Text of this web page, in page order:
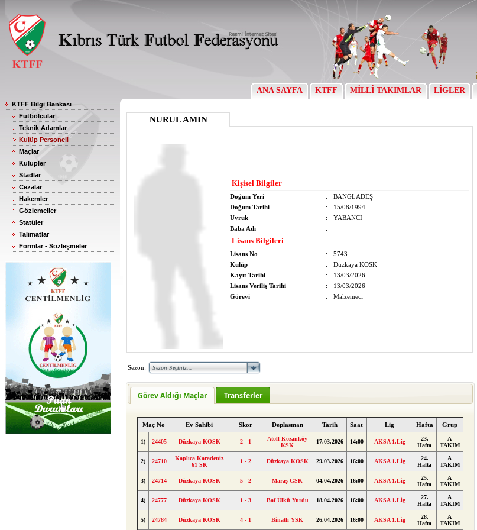
ANA SAYFA KTFF MİLLİ TAKIMLAR LİGLER
KTFF Bilgi Bankası
Futbolcular
Teknik Adamlar
Kulüp Personeli
Maçlar
Kulüpler
Stadlar
Cezalar
Hakemler
Gözlemciler
Statüler
Talimatlar
Formlar - Sözleşmeler
NURUL AMIN
Kişisel Bilgiler
Doğum Yeri :
BANGLADEŞ
Doğum Tarihi
:
15/08/1994
Uyruk
:
YABANCI
Baba Adı
:
Lisans Bilgileri
Lisans No :
5743
Kulüp
:
Düzkaya KOSK
Kayıt Tarihi
:
13/03/2026
Lisans Veriliş Tarihi
:
13/03/2026
Görevi
: Malzemeci
Sezon:
Görev Aldığı Maçlar Transferler
Maç No Ev Sahibi Skor Deplasman Tarih Saat Lig Hafta Grup
1) 24405 Düzkaya KOSK 2 - 1
Atoll Kozanköy
KSK
17.03.2026 14:00 AKSA 1.Lig
23.
Hafta
A
TAKIM
2) 24710
Kaplıca Karadeniz
61 SK
1 - 2 Düzkaya KOSK 29.03.2026 16:00 AKSA 1.Lig
24.
Hafta
A
TAKIM
3) 24714 Düzkaya KOSK 5 - 2 Maraş GSK 04.04.2026 16:00 AKSA 1.Lig
25.
Hafta
A
TAKIM
4) 24777 Düzkaya KOSK 1 - 3 Baf Ülkü Yurdu 18.04.2026 16:00 AKSA 1.Lig
27.
Hafta
A
TAKIM
5) 24784 Düzkaya KOSK 4 - 1 Binatlı YSK 26.04.2026 16:00 AKSA 1.Lig
28.
Hafta
A
TAKIM